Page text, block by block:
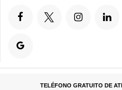
TELÉFONO GRATUITO DE